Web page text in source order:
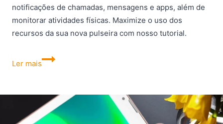
notificações de chamadas, mensagens e apps, além de
monitorar atividades físicas. Maximize o uso dos
recursos da sua nova pulseira com nosso tutorial.
Ler mais
Como
Xiaomi
Smart